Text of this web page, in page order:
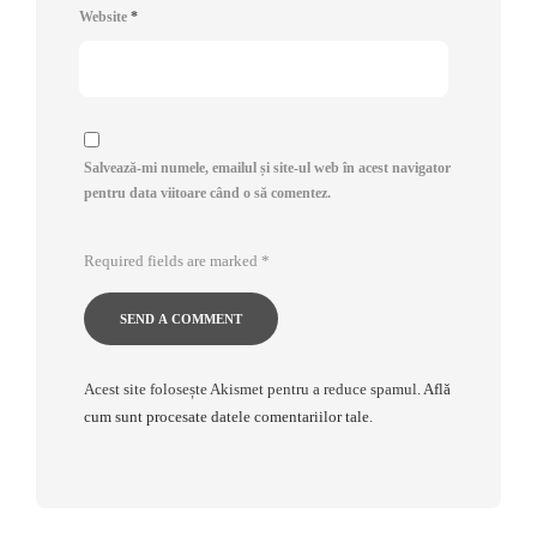
Website *
Salvează-mi numele, emailul și site-ul web în acest navigator
pentru data viitoare când o să comentez.
Required fields are marked *
Acest site folosește Akismet pentru a reduce spamul.Află
cum sunt procesate datele comentariilor tale.